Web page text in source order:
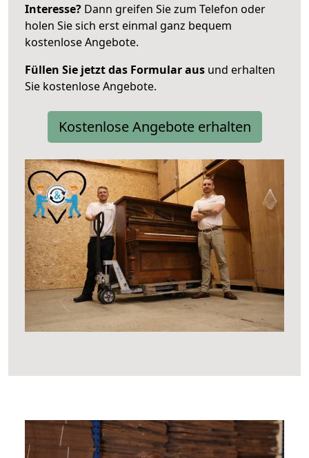
Interesse? Dann greifen Sie zum Telefon oder
holen Sie sich erst einmal ganz bequem
kostenlose Angebote.
Füllen Sie jetzt das Formular aus und erhalten
Sie kostenlose Angebote.
Kostenlose Angebote erhalten